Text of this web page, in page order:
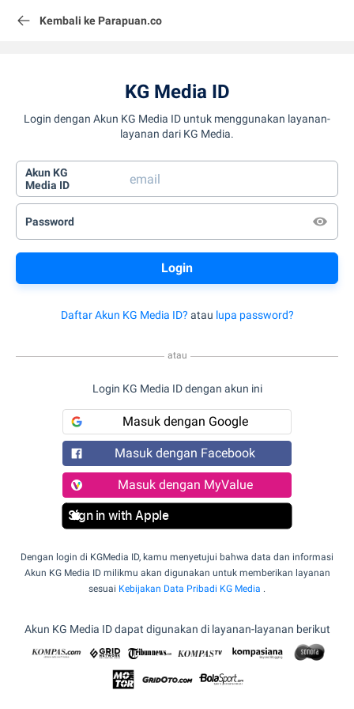
Kembali ke Parapuan.co
KG Media ID
Login dengan Akun KG Media ID untuk menggunakan layanan-
layanan dari KG Media.
Akun KG
Media ID
Password
Daftar Akun KG Media ID? atau lupa password?
atau
Login KG Media ID dengan akun ini
Masuk dengan Google
Masuk dengan Facebook
Masuk dengan MyValue
Sign in with Apple
Dengan login di KGMedia ID, kamu menyetujui bahwa data dan informasi
Akun KG Media ID milikmu akan digunakan untuk memberikan layanan
sesuai Kebijakan Data Pribadi KG Media .
Akun KG Media ID dapat digunakan di layanan-layanan berikut